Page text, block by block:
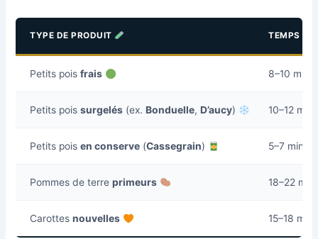
TYPE DE PRODUIT TEMPS
Petits poisfrais 8–10 min
Petits poissurgelés (ex. Bonduelle, D’aucy) 10–12 min
Petits poisen conserve (Cassegrain) 5–7 min
Pommes de terreprimeurs 18–22 min
Carottesnouvelles 15–18 min